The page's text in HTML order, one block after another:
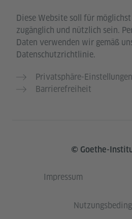
Diese Website soll für
zugänglich und nützlich sein.
Daten verwenden wir gemäß
Datenschutzrichtlinie.
Privatsphäre-Einstellungen
Barrierefreiheit
© Goethe-
Impressum